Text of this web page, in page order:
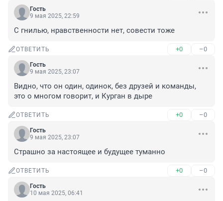
Гость
9 мая 2025, 22:59
С гнилью, нравственности нет, совести тоже
ОТВЕТИТЬ +0 –0
Гость
9 мая 2025, 23:07
Видно, что он один, одинок, без друзей и команды,
это о многом говорит, и Курган в дыре
ОТВЕТИТЬ +0 –0
Гость
9 мая 2025, 23:07
Страшно за настоящее и будущее туманно
ОТВЕТИТЬ +0 –0
Гость
10 мая 2025, 06:41